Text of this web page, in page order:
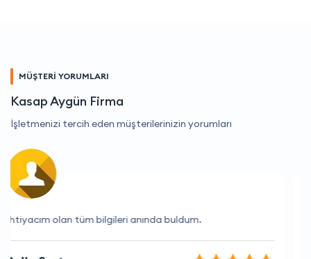
MÜŞTERİ YORUMLARI
Kasap Aygün Firma
İşletmenizi tercih eden müşterilerinizin yorumları
Hızlı ve kaliteli hizmet için teşekkür ederim